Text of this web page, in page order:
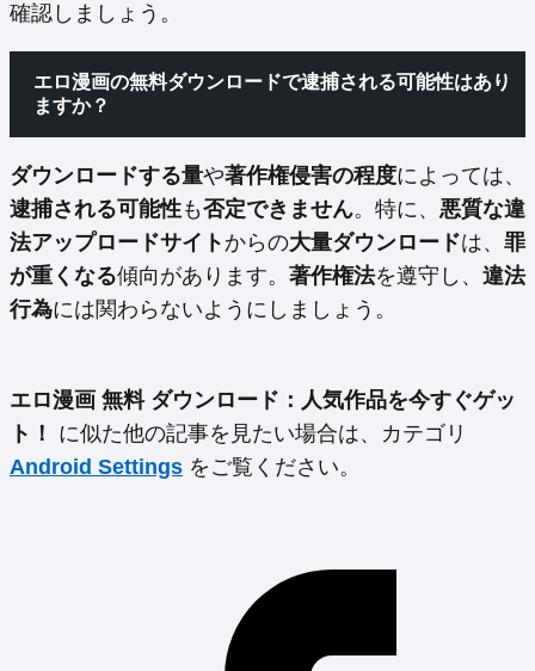
確認しましょう。
エロ漫画の無料ダウンロードで逮捕される可能性はあり
ますか？
ダウンロードする量や著作権侵害の程度によっては、
逮捕される可能性も否定できません。特に、 悪質な違
法アップロードサイトからの大量ダウンロードは、 罪
が重くなる傾向があります。 著作権法を遵守し、 違法
行為には関わらないようにしましょう。
エロ漫画 無料 ダウンロード：人気作品を今すぐゲッ
ト！
に似た他の記事を見たい場合は、カテゴリ
Android Settings をご覧ください。